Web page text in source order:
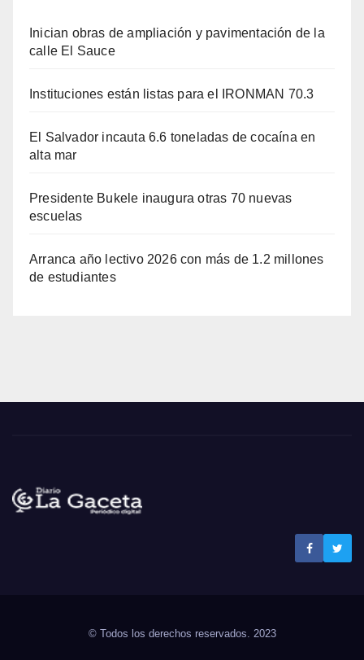
Inician obras de ampliación y pavimentación de la
calle El Sauce
Instituciones están listas para el IRONMAN 70.3
El Salvador incauta 6.6 toneladas de cocaína en
alta mar
Presidente Bukele inaugura otras 70 nuevas
escuelas
Arranca año lectivo 2026 con más de 1.2 millones
de estudiantes
© Todos los derechos reservados. 2023